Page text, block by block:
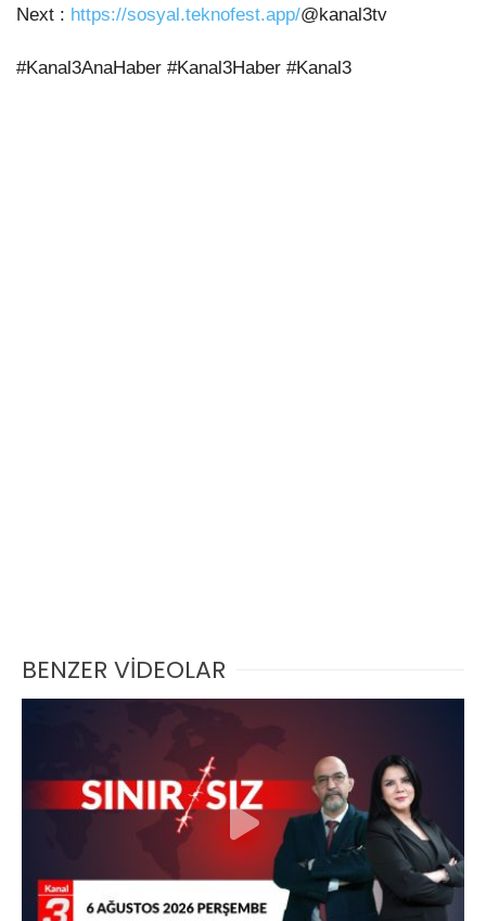
Next : https://sosyal.teknofest.app/@kanal3tv
#Kanal3AnaHaber #Kanal3Haber #Kanal3
BENZER VİDEOLAR